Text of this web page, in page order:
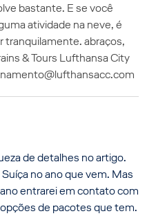
bastante. E se você
atividade na neve, é
tranquilamente. abraços,
& Tours Lufthansa City
de detalhes no artigo.
no ano que vem. Mas
entrarei em contato com
de pacotes que tem.